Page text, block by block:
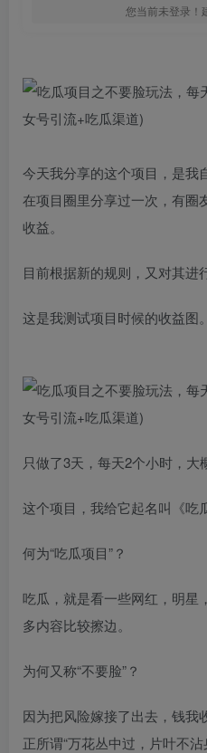
您当前未登录！
今天我分享的这个项目，是我
在项目圈里分享过一次，有圈
收益。
目前根据新的规则，又对其进
这是我测试项目时候的收益图。
只做了3天，每天2个小时，大
这个项目，我给它起名叫《吃
何为“吃瓜项目”？
吃瓜，就是看一些网红，明星
多内容比较擦边。
为何又称“不要脸”？
因为把风险嫁接了出去，钱我
正所谓“万花丛中过，片叶不沾